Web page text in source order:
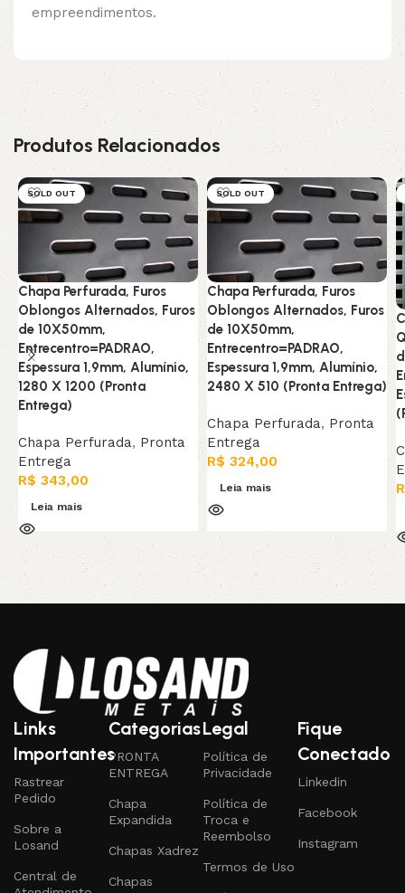
empreendimentos.
Produtos Relacionados
SOLD OUT
Chapa Perfurada, Furos
Oblongos Alternados, Furos
de 10X50mm,
Entrecentro=PADRAO,
Espessura 1,9mm, Alumínio,
1280 X 1200 (Pronta
Entrega)
Chapa Perfurada, Pronta
Entrega
R$ 343,00
Leia mais
SOLD OUT
Chapa Perfurada, Furos
Oblongos Alternados, Furos
de 10X50mm,
Entrecentro=PADRAO,
Espessura 1,9mm, Alumínio,
2480 X 510 (Pronta Entrega)
Chapa Perfurada, Pronta
Entrega
R$ 324,00
Leia mais
Links
Importantes
Rastrear
Pedido
Sobre a
Losand
Central de
Categorias
PRONTA
ENTREGA
Chapa
Expandida
Chapas Xadrez
Chapas
Legal
Política de
Privacidade
Política de
Troca e
Reembolso
Termos de Uso
Fique
Conectado
Linkedin
Facebook
Instagram